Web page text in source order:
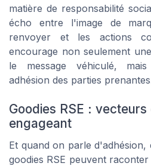
matière de responsabilité
écho entre l'image de
renvoyer et les actions
encourage non seulement
le message véhiculé,
adhésion des parties
Goodies RSE :
engageant
Et quand on parle d'adhésion,
goodies RSE peuvent